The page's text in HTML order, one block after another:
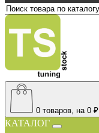
0 товаров, на 0 ₽
КАТАЛОГ